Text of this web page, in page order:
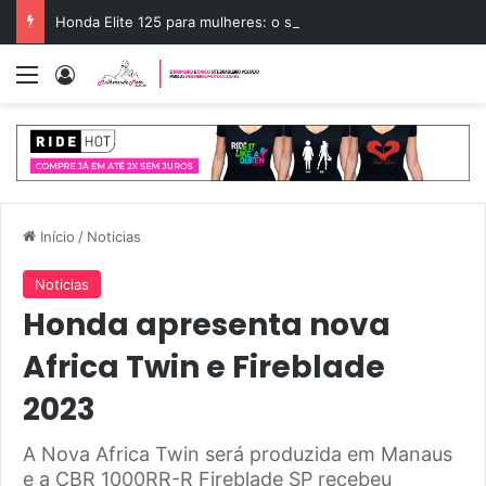
Honda Elite 125 para mulheres: o scooter ideal
Menu Entrar
Início / Noticias
Noticias
Honda apresenta nova
Africa Twin e Fireblade
2023
A Nova Africa Twin será produzida em Manaus
e a CBR 1000RR-R Fireblade SP recebeu